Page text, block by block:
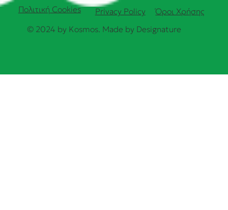
© 2024 by Kosmos. Made by Designature
Πολιτική Cookies Όροι Χρήσης
Privacy Policy